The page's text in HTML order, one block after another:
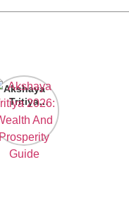
Akshaya
Tritiya
2026:
And
Prosperity
Guide